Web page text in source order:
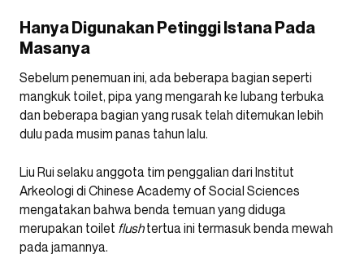
Hanya Digunakan Petinggi Istana Pada
Masanya
Sebelum penemuan ini, ada beberapa bagian seperti
mangkuk toilet, pipa yang mengarah ke lubang terbuka
dan beberapa bagian yang rusak telah ditemukan lebih
dulu pada musim panas tahun lalu.
Liu Rui selaku anggota tim penggalian dari Institut
Arkeologi di Chinese Academy of Social Sciences
mengatakan bahwa benda temuan yang diduga
merupakan toilet flushtertua ini termasuk benda mewah
pada jamannya.